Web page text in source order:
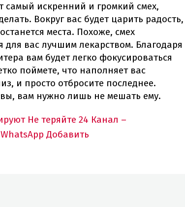
самый искренний и громкий смех,
Вокруг вас будет царить радость,
места. Похоже, смех
для вас лучшим лекарством. Благодаря
вам будет легко фокусироваться
поймете, что наполняет вас
и просто отбросите последнее.
вам нужно лишь не мешать ему.
Не теряйте 24 Канал –
Добавить